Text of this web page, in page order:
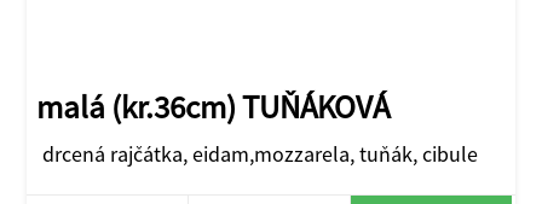
malá (kr.36cm) TUŇÁKOVÁ
drcená rajčátka, eidam,mozzarela, tuňák, cibule